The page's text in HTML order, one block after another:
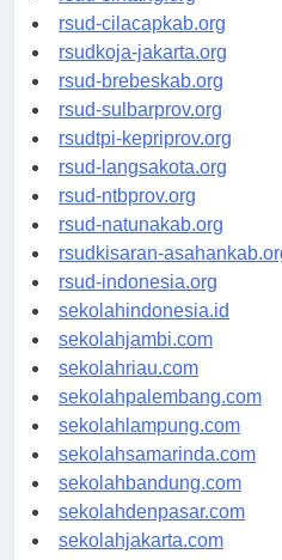
rsud-sintang.org
rsud-cilacapkab.org
rsudkoja-jakarta.org
rsud-brebeskab.org
rsud-sulbarprov.org
rsudtpi-kepriprov.org
rsud-langsakota.org
rsud-ntbprov.org
rsud-natunakab.org
rsudkisaran-asahankab.org
rsud-indonesia.org
sekolahindonesia.id
sekolahjambi.com
sekolahriau.com
sekolahpalembang.com
sekolahlampung.com
sekolahsamarinda.com
sekolahbandung.com
sekolahdenpasar.com